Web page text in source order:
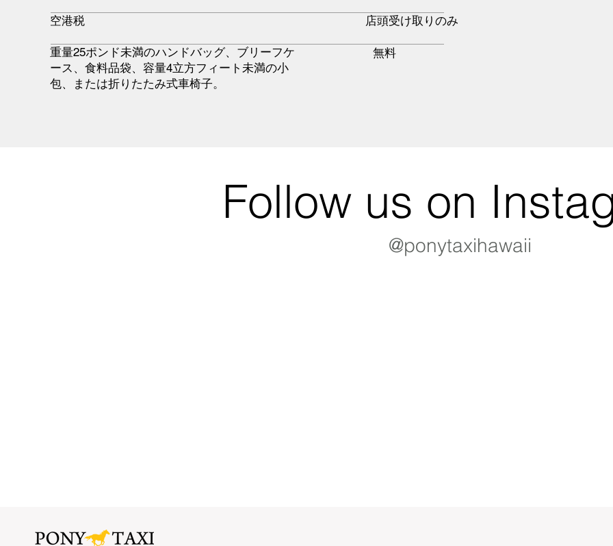
空港税 店頭受け取りのみ
重量25ポンド未満のハンドバッグ、ブリーフケ
ース、食料品袋、容量4立方フィート未満の小
包、または折りたたみ式車椅子。
無料
Follow us on
@ponytaxihawaii